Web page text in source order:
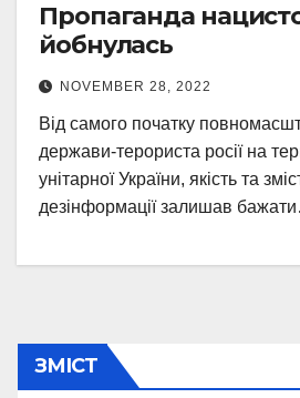
Пропаганда
йобнулась
NOVEMBER 28, 2022
Від самого початку
держави-терориста росії на
унітарної України, якість та
дезінформації залишав
ЗМІСТ